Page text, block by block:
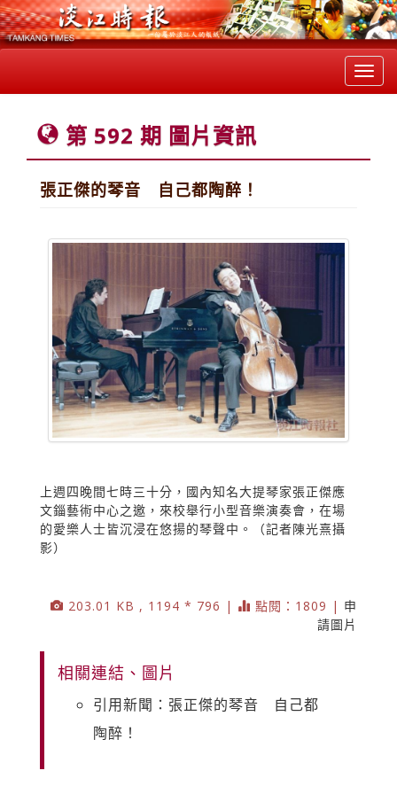
第 592 期 圖片資訊
張正傑的琴音 自己都陶醉！
上週四晚間七時三十分，國內知名大提琴家張正傑應
文錙藝術中心之邀，來校舉行小型音樂演奏會，在場
的愛樂人士皆沉浸在悠揚的琴聲中。（記者陳光熹攝
影）
203.01 KB , 1194 * 796 | 點閱：1809 | 申
請圖片
相關連結、圖片
引用新聞：張正傑的琴音 自己都
陶醉！